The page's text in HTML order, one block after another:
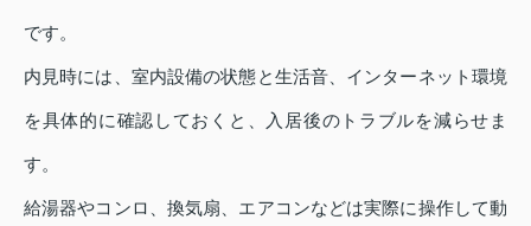
です。
内見時には、室内設備の状態と生活音、インターネット環境
を具体的に確認しておくと、入居後のトラブルを減らせま
す。
給湯器やコンロ、換気扇、エアコンなどは実際に操作して動